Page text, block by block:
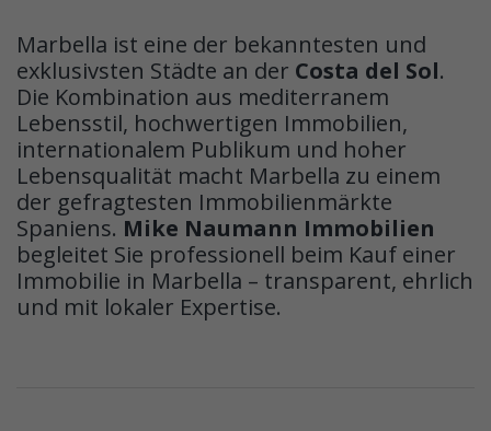
Marbella ist eine der bekanntesten und
exklusivsten Städte an der Costa del Sol.
Die Kombination aus mediterranem
Lebensstil, hochwertigen Immobilien,
internationalem Publikum und hoher
Lebensqualität macht Marbella zu einem
der gefragtesten Immobilienmärkte
Spaniens. Mike Naumann Immobilien
begleitet Sie professionell beim Kauf einer
Immobilie in Marbella – transparent, ehrlich
und mit lokaler Expertise.